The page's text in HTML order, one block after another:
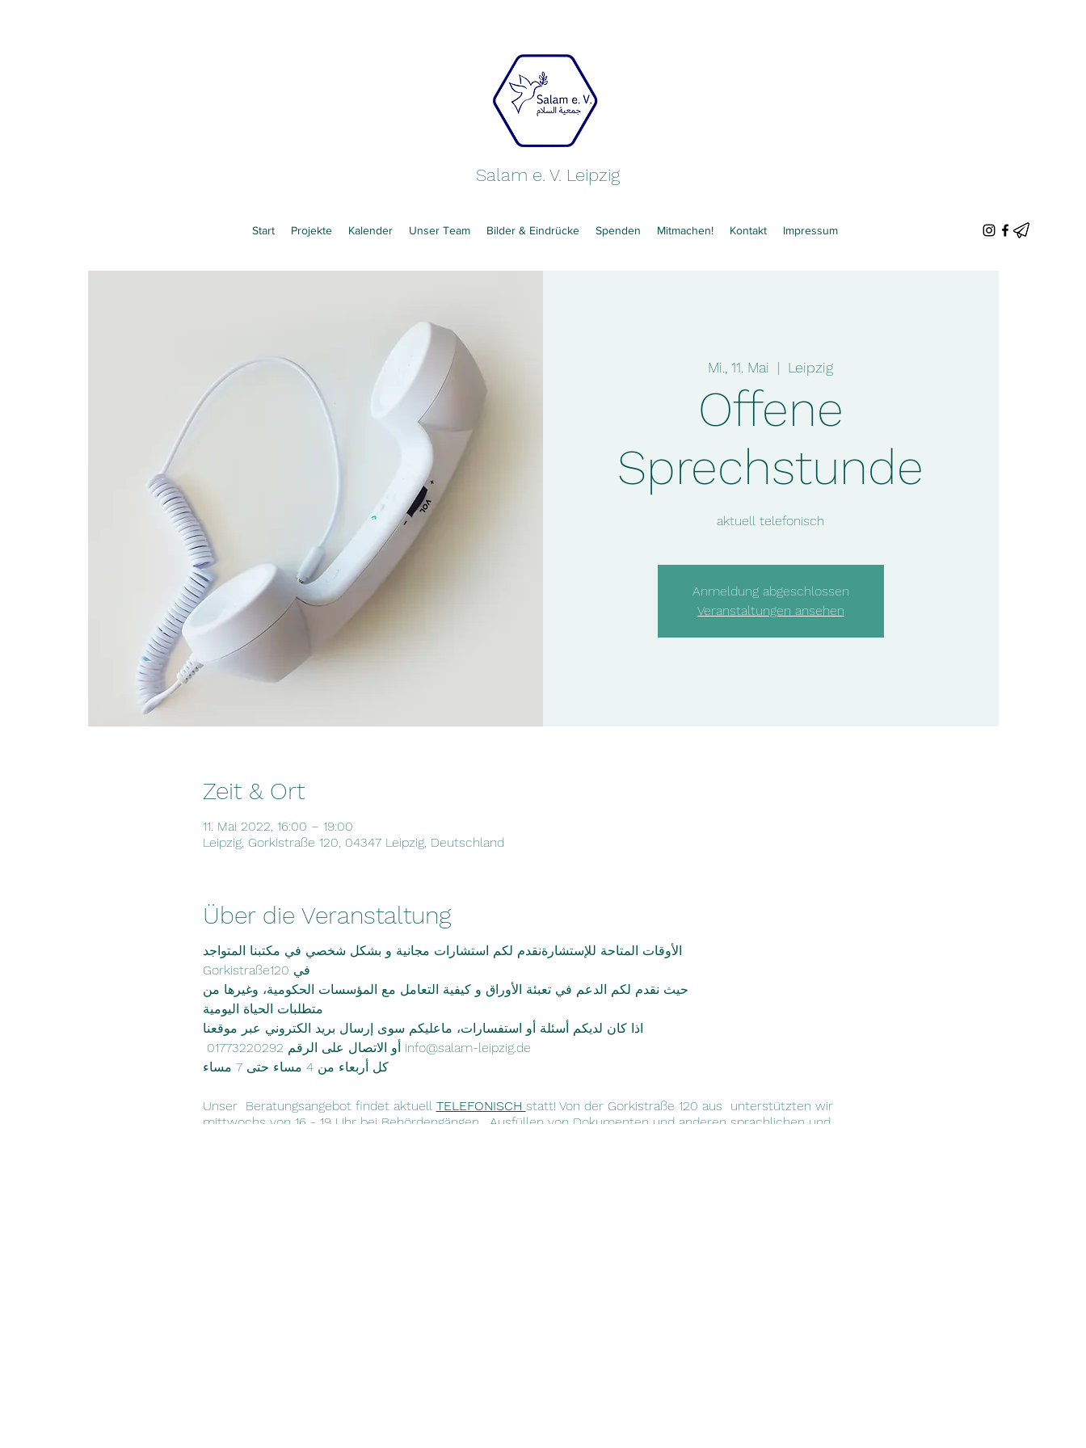
Salam e. V. Leipzig
Start Projekte Kalender Unser Team Bilder & Eindrücke Spenden Mitmachen! Kontakt Impressum
Mi., 11. Mai
  |
Leipzig
Offene
Sprechstunde
aktuell telefonisch
Anmeldung abgeschlossen
Veranstaltungen ansehen
Zeit & Ort
11. Mai 2022, 16:00 – 19:00
Leipzig, Gorkistraße 120, 04347 Leipzig, Deutschland
Über die Veranstaltung
الأوقات المتاحة للإستشارةنقدم لكم استشارات مجانية و بشكل شخصي في مكتبنا المتواجد
Gorkistraße120 في
حيث نقدم لكم الدعم في تعبئة الأوراق و كيفية التعامل مع المؤسسات الحكومية، وغيرها من
متطلبات الحياة اليومية
اذا كان لديكم أسئلة أو استفسارات، ماعليكم سوى إرسال بريد الكتروني عبر موقعنا
أو الاتصال على الرقم 01773220292 info@salam-leipzig.de
كل أربعاء من 4 مساء حتى 7 مساء
Unser Beratungsangebot findet aktuell TELEFONISCH statt! Von der Gorkistraße 120 aus unterstützten wir
mittwochs von 16 - 19 Uhr bei Behördengängen, Ausfüllen von Dokumenten und anderen sprachlichen und